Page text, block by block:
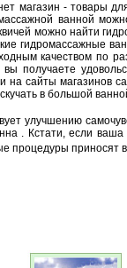
магазин - товары
ванной
можно найти
гидромассажные
качеством по
получаете
на сайты магазинов
в большой
улучшению
. Кстати, если
процедуры приносят